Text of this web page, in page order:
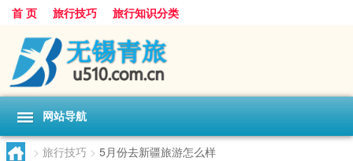
首 页 旅行技巧 旅行知识分类
网站导航
> 旅行技巧 > 5月份去新疆旅游怎么样